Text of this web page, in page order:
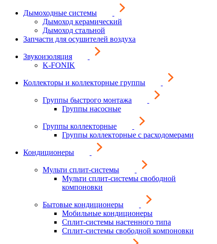
Дымоходные системы
Дымоход керамический
Дымоход стальной
Запчасти для осушителей воздуха
Звукоизоляция
K-FONIK
Коллекторы и коллекторные группы
Группы быстрого монтажа
Группы насосные
Группы коллекторные
Группы коллекторные с расходомерами
Кондиционеры
Мульти сплит-системы
Мульти сплит-системы свободной
компоновки
Бытовые кондиционеры
Мобильные кондиционеры
Сплит-системы настенного типа
Сплит-системы свободной компоновки